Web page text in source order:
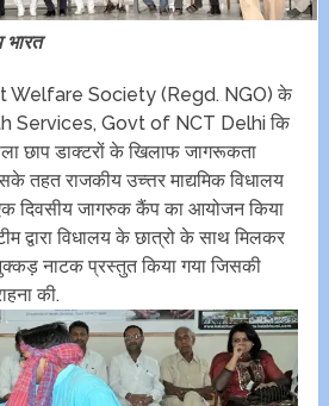
Welfare Society (Regd. NGO) के
Services, Govt of NCT Delhi कि
छाप डाक्टरों के खिलाफ जागरूकता
तहत राजकीय उच्त्तर माद्यमिक विधालय
एक दिवसीय जागरुक कैंप का आयोजन किया
द्वारा विधालय के छात्रो के साथ मिलकर
नाटक प्रस्तुत किया गया जिसकी
की.